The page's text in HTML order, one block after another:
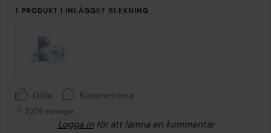
1 PRODUKT I INLÄGGET BLEKNING
Gilla Kommentera
2309 visningar
Logga in för att lämna en kommentar